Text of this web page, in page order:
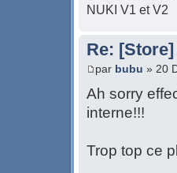
NUKI V1 et V2
Re:
par bubu » 20
Ah sorry
interne!!!
Trop top ce